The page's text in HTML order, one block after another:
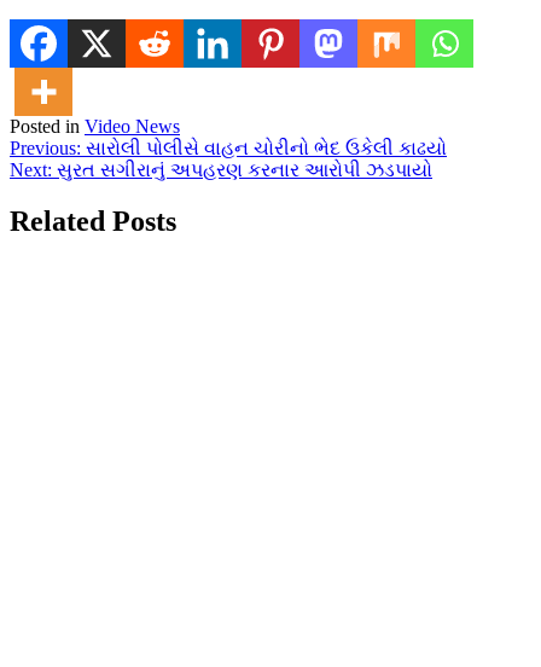
Posted in Video News
Post
navigation
Previous: સારોલી પોલીસે વાહન ચોરીનો ભેદ ઉકેલી કાઢયો
Next: સુરત સગીરાનું અપહરણ કરનાર આરોપી ઝડપાયો
Related Posts